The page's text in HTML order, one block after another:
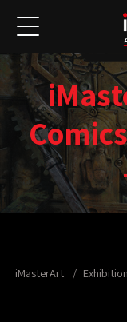
iMasterArt Exhibition